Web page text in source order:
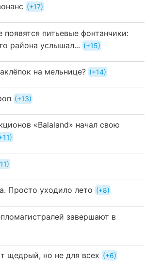
+17
питьевые фонтанчики:
района услышал...
+15
на мельнице? +14
+13
«Balaland» начал свою
Просто уходило лето +8
завершают в
щедрый, но не для всех +6